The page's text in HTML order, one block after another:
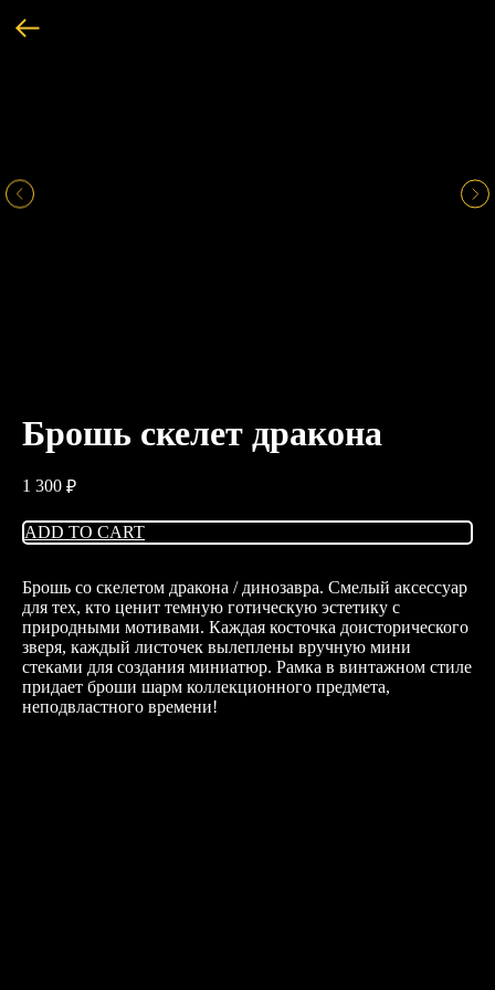
Брошь скелет дракона
1 300 ₽
ADD TO CART
Брошь со скелетом дракона / динозавра. Смелый аксессуар
для тех, кто ценит темную готическую эстетику с
природными мотивами. Каждая косточка доисторического
зверя, каждый листочек вылеплены вручную мини
стеками для создания миниатюр. Рамка в винтажном стиле
придает броши шарм коллекционного предмета,
неподвластного времени!